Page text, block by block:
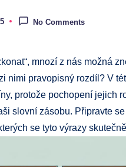
No Comments
mnozí z nás možná
nimi pravopisný rozdíl? V
protože pochopení jejich
slovní zásobu. Připravte
se tyto výrazy